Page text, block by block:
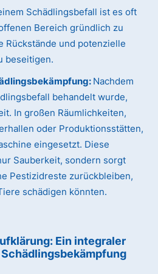
Schädlingsbefall ist es oft
Bereich gründlich zu
Rückstände und potenzielle
beseitigen.
Nachdem
behandelt wurde,
In großen Räumlichkeiten,
oder Produktionsstätten,
eingesetzt. Diese
Sauberkeit, sondern sorgt
Pestizidreste zurückbleiben,
schädigen könnten.
Ein integraler